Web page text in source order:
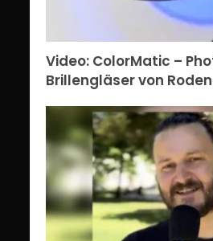
Video: ColorMatic –
Brillengläser von